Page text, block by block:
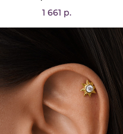
1 661 р.